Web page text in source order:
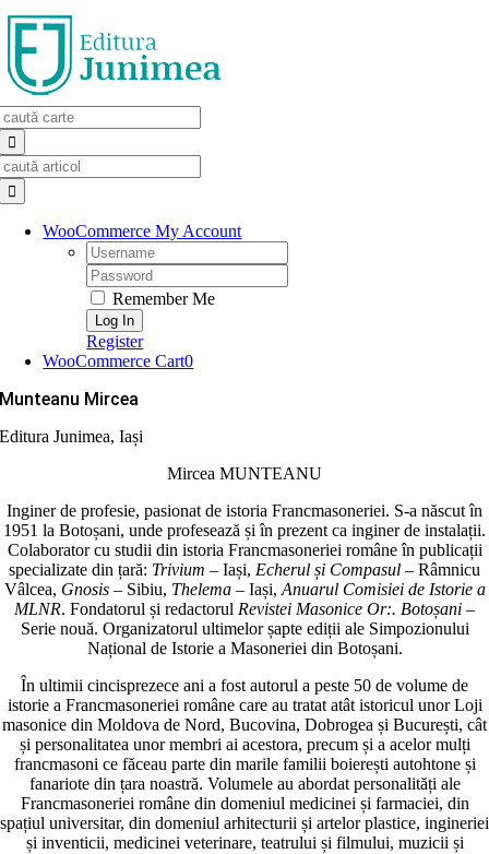
Skip
to
content
WooCommerce My Account
Username:
Password:
Remember Me
Register
WooCommerce Cart0
Munteanu Mircea
Editura Junimea, Iași
Mircea MUNTEANU
Inginer de profesie, pasionat de istoria Franc­masoneriei. S-a născut în
1951 la Botoșani, unde pro­fesează și în prezent ca inginer de instalații.
Cola­borator cu studii din istoria Francmasoneriei române în publicații
specializate din țară: Trivium – Iași, Echerul și Compasul – Râmnicu
Vâlcea, Gnosis– Sibiu, Thelema– Iași, Anuarul Comisiei de Istorie a
MLNR. Fondatorul și redactorul Revistei Masonice Or:. Botoșani –
Serie nouă. Organizatorul ultimelor șapte ediții ale Simpozionului
Național de Istorie a Masoneriei din Botoșani.
În ultimii cincisprezece ani a fost autorul a peste 50 de volume de
istorie a Francmasoneriei române care au tratat atât istoricul unor Loji
masonice din Moldova de Nord, Bucovina, Dobrogea și București, cât
și personalitatea unor membri ai acestora, precum și a acelor mulți
francmasoni ce făceau parte din marile familii boierești autohtone și
fanariote din țara noastră. Volumele au abordat personalități ale
Francmasoneriei române din domeniul medicinei și farmaciei, din
spațiul universitar, din domeniul arhitecturii și artelor plastice, ingineriei
și inventicii, medicinei veterinare, teatrului și filmului, muzicii și